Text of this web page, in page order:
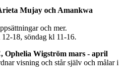
Mujay och Amankwa
och mer.
18, söndag kl 11-16.
Ophelia Wigström mars - april
visning och står själv och målar i